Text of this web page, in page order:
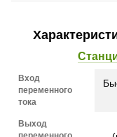
Вход
переменного
тока
Выход